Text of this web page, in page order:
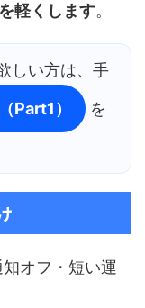
軽くします。
しい方は、手
Part1） を
オフ・短い運